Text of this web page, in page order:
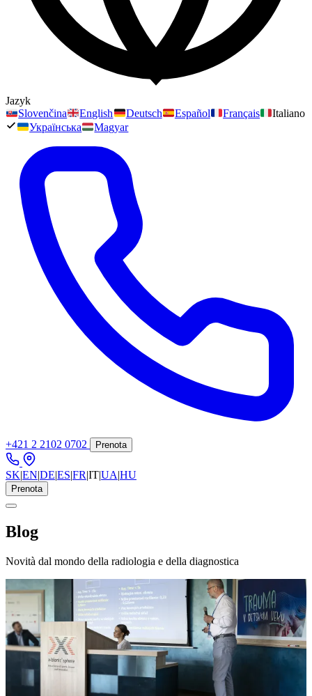
Jazyk
Slovenčina
English Deutsch Español Français
Italiano
Українська
Magyar
+421 2 2102 0702 Prenota
SK|EN|DE|ES|FR|IT|UA|HU
Prenota
Blog
Novità dal mondo della radiologia e della diagnostica